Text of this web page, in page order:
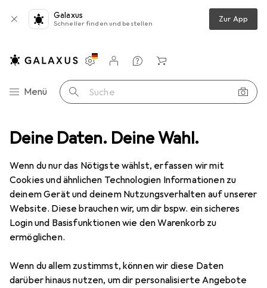
Deine Daten. Deine Wahl.
Wenn du nur das Nötigste wählst, erfassen wir mit
Cookies und ähnlichen Technologien Informationen zu
deinem Gerät und deinem Nutzungsverhalten auf unserer
Website. Diese brauchen wir, um dir bspw. ein sicheres
Login und Basisfunktionen wie den Warenkorb zu
ermöglichen.
Wenn du allem zustimmst, können wir diese Daten
darüber hinaus nutzen, um dir personalisierte Angebote
Galaxus
Schneller finden und bestellen Zur App
Navigation nach Kategorien
Menü Suche
Einstellungen
Kundenkonto
Vergleichslisten
Merklisten
Warenkorb
+ Anstriche Künstlerfarbe + Bastelfarbe Mucki Bastelfarbe
5 Bilder
Mucki Bastelfarbe
80 ml
Bewertungen Marke
Mehr von Mucki